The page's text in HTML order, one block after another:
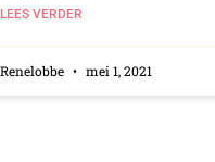
LEES VERDER
Renelobbe mei 1, 2021